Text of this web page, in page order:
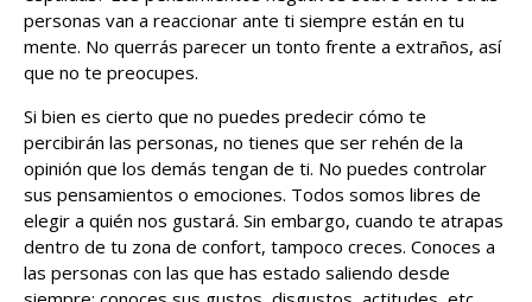
personas van a reaccionar ante ti siempre están en tu
mente. No querrás parecer un tonto frente a extraños, así
que no te preocupes.
Si bien es cierto que no puedes predecir cómo te
percibirán las personas, no tienes que ser rehén de la
opinión que los demás tengan de ti. No puedes controlar
sus pensamientos o emociones. Todos somos libres de
elegir a quién nos gustará. Sin embargo, cuando te atrapas
dentro de tu zona de confort, tampoco creces. Conoces a
las personas con las que has estado saliendo desde